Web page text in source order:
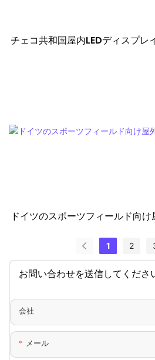
チェコ共和国屋内LEDディスプレ
ドイツのスポーツフィールド向
1 2
お問い合わせを送信してくださ
会社
メール